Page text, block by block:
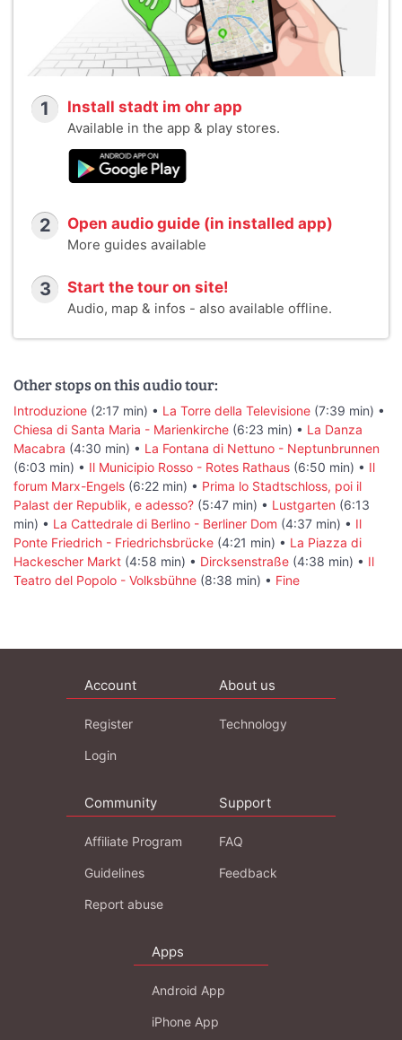
1 Install stadt im ohr app
Available in the app & play stores.
2 Open audio guide (in installed app)
More guides available
3 Start the tour on site!
Audio, map & infos - also available offline.
Other stops on this audio tour:
Introduzione (2:17 min) • La Torre della Televisione (7:39 min) •
Chiesa di Santa Maria - Marienkirche (6:23 min) • La Danza
Macabra (4:30 min) • La Fontana di Nettuno - Neptunbrunnen
(6:03 min) • Il Municipio Rosso - Rotes Rathaus (6:50 min) • Il
forum Marx-Engels (6:22 min) • Prima lo Stadtschloss, poi il
Palast der Republik, e adesso? (5:47 min) • Lustgarten (6:13
min) • La Cattedrale di Berlino - Berliner Dom (4:37 min) • Il
Ponte Friedrich - Friedrichsbrücke (4:21 min) • La Piazza di
Hackescher Markt (4:58 min) • Dircksenstraße (4:38 min) • Il
Teatro del Popolo - Volksbühne (8:38 min) • Fine
Account
Register
Login
About us
Technology
Community
Affiliate Program
Guidelines
Report abuse
Support
FAQ
Feedback
Apps
Android App
iPhone App